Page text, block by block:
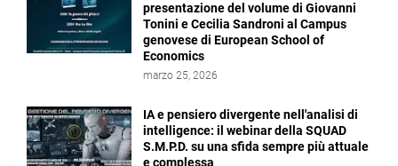
presentazione del volume di Giovanni
Tonini e Cecilia Sandroni al Campus
genovese di European School of
Economics
marzo 25, 2026
IA e pensiero divergente nell'analisi di
intelligence: il webinar della SQUAD
S.M.P.D. su una sfida sempre più attuale
e complessa